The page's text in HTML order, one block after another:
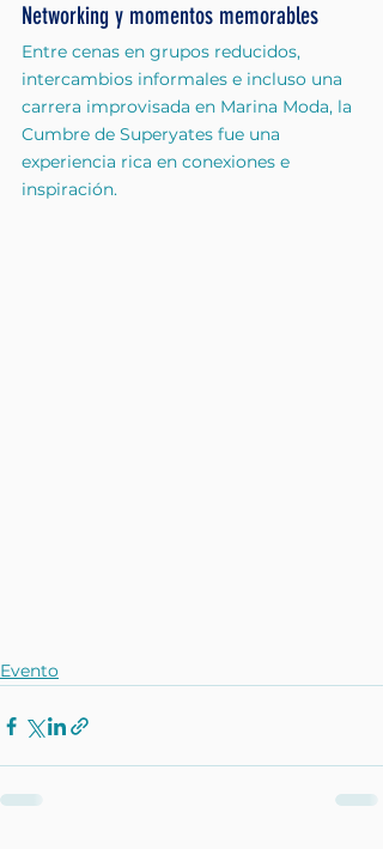
Networking y momentos memorables
Entre cenas en grupos reducidos,
intercambios informales e incluso una
carrera improvisada en Marina Moda, la
Cumbre de Superyates fue una
experiencia rica en conexiones e
inspiración.
Evento